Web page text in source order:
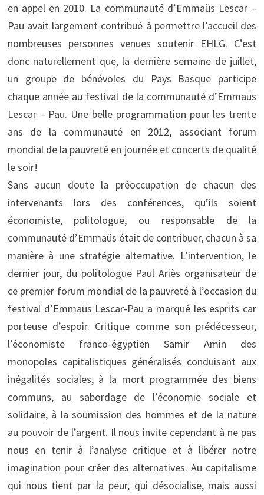
en appel en 2010. La communauté d’Emmaüs Lescar –
Pau avait largement contribué à permettre l’accueil des
nombreuses personnes venues soutenir EHLG. C’est
donc naturellement que, la dernière semaine de juillet,
un groupe de bénévoles du Pays Basque participe
chaque année au festival de la communauté d’Emmaüs
Lescar – Pau. Une belle programmation pour les trente
ans de la communauté en 2012, associant forum
mondial de la pauvreté en journée et concerts de qualité
le soir!
Sans aucun doute la préoccupation de chacun des
intervenants lors des conférences, qu’ils soient
économiste, politologue, ou responsable de la
communauté d’Emmaüs était de contribuer, chacun à sa
manière à une stratégie alternative. L’intervention, le
dernier jour, du politologue Paul Ariès organisateur de
ce premier forum mondial de la pauvreté à l’occasion du
festival d’Emmaüs Lescar-Pau a marqué les esprits car
porteuse d’espoir. Critique comme son prédécesseur,
l’économiste franco-égyptien Samir Amin des
monopoles capitalistiques généralisés conduisant aux
inégalités sociales, à la mort programmée des biens
communs, au sabordage de l’économie sociale et
solidaire, à la soumission des hommes et de la nature
au pouvoir de l’argent. Il nous invite cependant à ne pas
nous en tenir à l’analyse critique et à libérer notre
imagination pour créer des alternatives. Au capitalisme
qui nous tient par la peur, qui désocialise, mais aussi